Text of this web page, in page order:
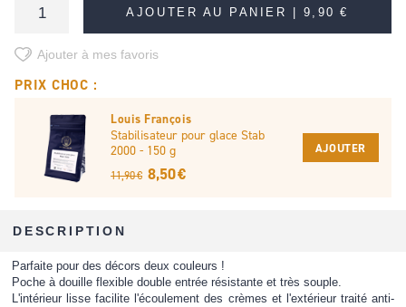
AJOUTER AU PANIER | 9,90 €
Ajouter à mes favoris
PRIX CHOC :
Louis François
Stabilisateur pour glace Stab
2000 - 150 g
11,90 € 8,50 €
AJOUTER
DESCRIPTION
Parfaite pour des décors deux couleurs !
Poche à douille flexible double entrée résistante et très souple.
L'intérieur lisse facilite l'écoulement des crèmes et l'extérieur traité anti-